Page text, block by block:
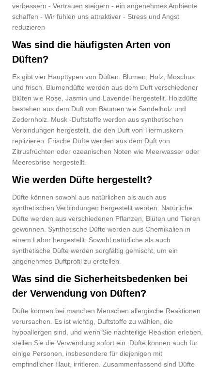
verbessern - Vertrauen steigern - ein angenehmes Ambiente
schaffen - Wir fühlen uns attraktiver - Stress und Angst
reduzieren
Was sind die häufigsten Arten von
Düften?
Es gibt vier Haupttypen von Düften: Blumen, Holz, Moschus
und frisch. Blumendüfte werden aus dem Duft verschiedener
Blüten wie Rose, Jasmin und Lavendel hergestellt. Holzdüfte
bestehen aus dem Duft von Bäumen wie Sandelholz und
Zedernholz. Musk -Duftstoffe werden aus synthetischen
Verbindungen hergestellt, die den Duft von Tiermuskern
replizieren. Frische Düfte werden aus dem Duft von
Zitrusfrüchten oder ozeanischen Noten wie Meerwasser oder
Meeresbrise hergestellt.
Wie werden Düfte hergestellt?
Düfte können sowohl aus natürlichen als auch aus
synthetischen Verbindungen hergestellt werden. Natürliche
Düfte werden aus verschiedenen Pflanzen, Blüten und Tieren
gewonnen. Synthetische Düfte werden aus Chemikalien in
einem Labor hergestellt. Sowohl natürliche als auch
synthetische Düfte werden sorgfältig gemischt, um ein
angenehmes Duftprofil zu erstellen.
Was sind die Sicherheitsbedenken bei
der Verwendung von Düften?
Düfte können bei manchen Menschen allergische Reaktionen
verursachen. Es ist wichtig, Duftstoffe zu wählen, die
hypoallergen sind, und wenn Sie nachteilige Reaktion erleben,
stellen Sie die Verwendung sofort ein. Düfte können auch für
einige Personen, insbesondere für diejenigen mit
empfindlicher Haut, irritieren. Zusammenfassend sind Düfte